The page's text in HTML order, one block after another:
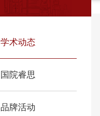
学术动态
国院睿思
品牌活动